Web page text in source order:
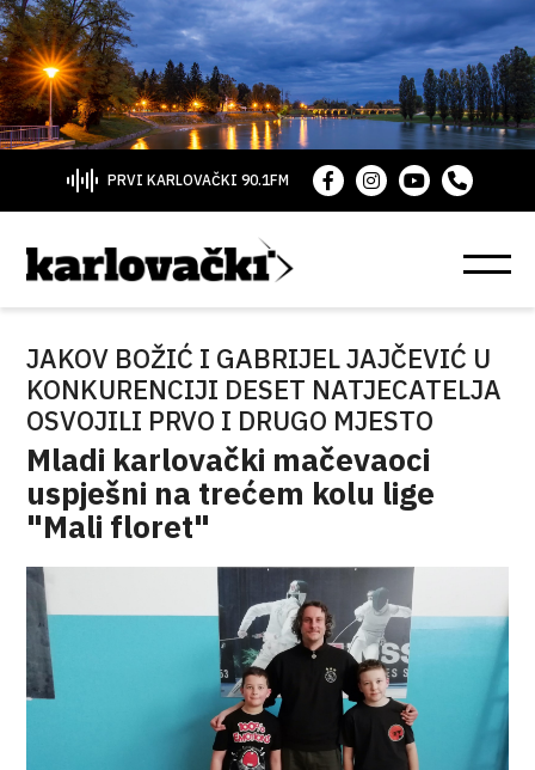
PRVI KARLOVAČKI 90.1FM
JAKOV BOŽIĆ I GABRIJEL JAJČEVIĆ U
KONKURENCIJI DESET NATJECATELJA
OSVOJILI PRVO I DRUGO MJESTO
Mladi karlovački mačevaoci
uspješni na trećem kolu lige
"Mali floret"